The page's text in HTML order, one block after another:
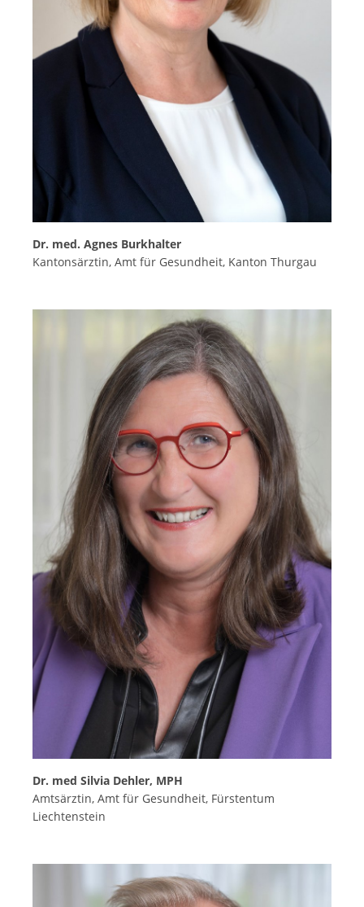
Dr. med. Agnes Burkhalter
Kantonsärztin, Amt für Gesundheit, Kanton Thurgau
Dr. med Silvia Dehler, MPH
Amtsärztin, Amt für Gesundheit, Fürstentum
Liechtenstein